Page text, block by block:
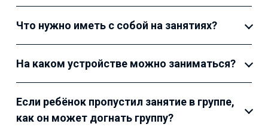
Что нужно иметь с собой на занятиях?
На каком устройстве можно заниматься?
Если ребёнок пропустил занятие в группе,
как он может догнать группу?